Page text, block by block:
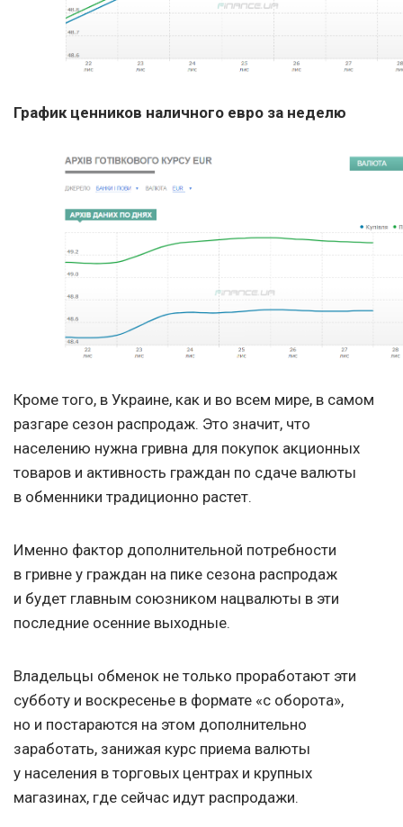
График ценников наличного евро за неделю
Кроме того, в Украине, как и во всем мире, в самом
разгаре сезон распродаж. Это значит, что
населению нужна гривна для покупок акционных
товаров и активность граждан по сдаче валюты
в обменники традиционно растет.
Именно фактор дополнительной потребности
в гривне у граждан на пике сезона распродаж
и будет главным союзником нацвалюты в эти
последние осенние выходные.
Владельцы обменок не только проработают эти
субботу и воскресенье в формате «с оборота»,
но и постараются на этом дополнительно
заработать, занижая курс приема валюты
у населения в торговых центрах и крупных
магазинах, где сейчас идут распродажи.